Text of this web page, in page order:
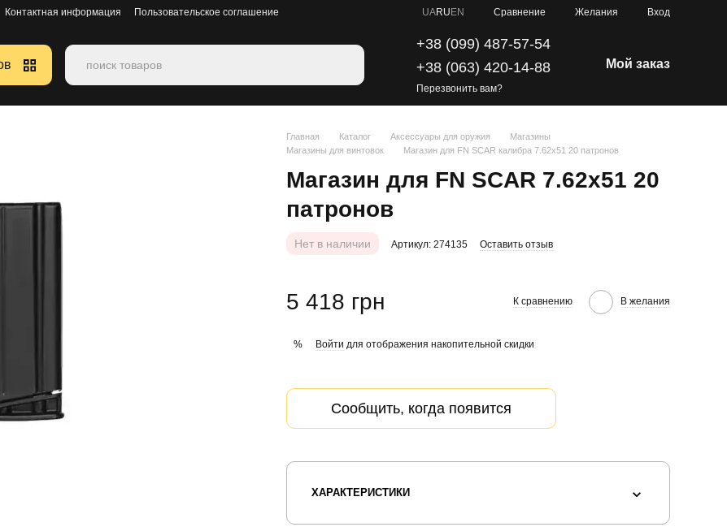
Контактная информация
Пользовательское соглашение
UARU EN Сравнение Желания Вход
+38 (099) 487-57-54
+38 (063) 420-14-88
Перезвонить вам?
Мой заказ
Главная Каталог Аксессуары для оружия
Магазины
Магазины для винтовок
Магазин для FN SCAR калибра 7.62x51 20 патронов
Магазин для FN SCAR 7.62x51 20
патронов
Нет в наличии Артикул: 274135 Оставить отзыв
5 418 грн К сравнению В желания
% Войти для отображения накопительной скидки
Сообщить, когда появится
ХАРАКТЕРИСТИКИ